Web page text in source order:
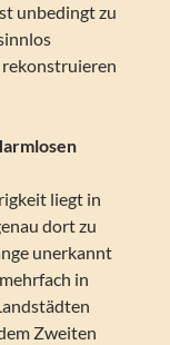
unbedingt zu
liegt in
dort zu
unerkannt
in
Zweiten